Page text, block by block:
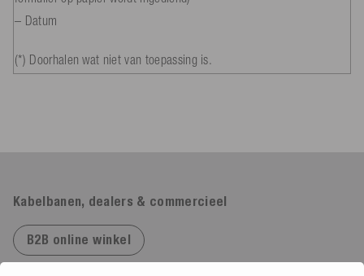
– Datum
(*) Doorhalen wat niet van toepassing is.
Kabelbanen, dealers & commercieel
B2B online winkel